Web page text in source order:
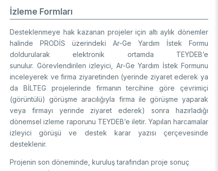
İzleme Formları
Desteklenmeye hak kazanan projeler için altı aylık dönemler
halinde PRODİS üzerindeki Ar-Ge Yardım İstek Formu
doldurularak elektronik ortamda TEYDEB’e
sunulur. Görevlendirilen izleyici, Ar-Ge Yardım İstek Formunu
inceleyerek ve firma ziyaretinden (yerinde ziyaret ederek ya
da BİLTEG projelerinde firmanın tercihine göre çevrimiçi
(görüntülü) görüşme aracılığıyla firma ile görüşme yaparak
veya firmayı yerinde ziyaret ederek) sonra hazırladığı
dönemsel izleme raporunu TEYDEB’e iletir. Yapılan harcamalar
izleyici görüşü ve destek karar yazısı çerçevesinde
desteklenir.
Projenin son döneminde, kuruluş tarafından proje sonuç